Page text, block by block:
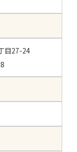
目27-24